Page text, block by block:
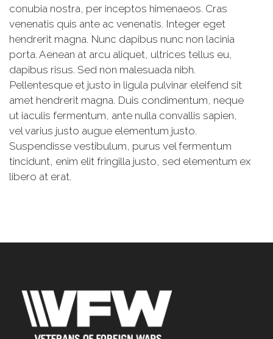
conubia nostra, per inceptos himenaeos. Cras
venenatis quis ante ac venenatis. Integer eget
hendrerit magna. Nunc dapibus nunc non lacinia
porta. Aenean at arcu aliquet, ultrices tellus eu,
dapibus risus. Sed non malesuada nibh.
Pellentesque et justo in ligula pulvinar eleifend sit
amet hendrerit magna. Duis condimentum, neque
ut iaculis fermentum, ante nulla convallis sapien,
vel varius justo augue elementum justo.
Suspendisse vestibulum, purus vel fermentum
tincidunt, enim elit fringilla justo, sed elementum ex
libero at erat.